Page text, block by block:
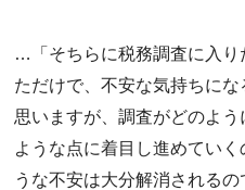
…「そちらに税務調査に入り
ただけで、不安な気持ちに
思いますが、調査がどのよ
ような点に着目し進めてい
うな不安は大分解消される